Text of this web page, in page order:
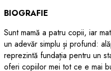
BIOGRAFIE
Sunt mamă a patru copii, iar
un adevăr simplu și profund:
reprezintă fundația pentru un
oferi copiilor mei tot ce e mai